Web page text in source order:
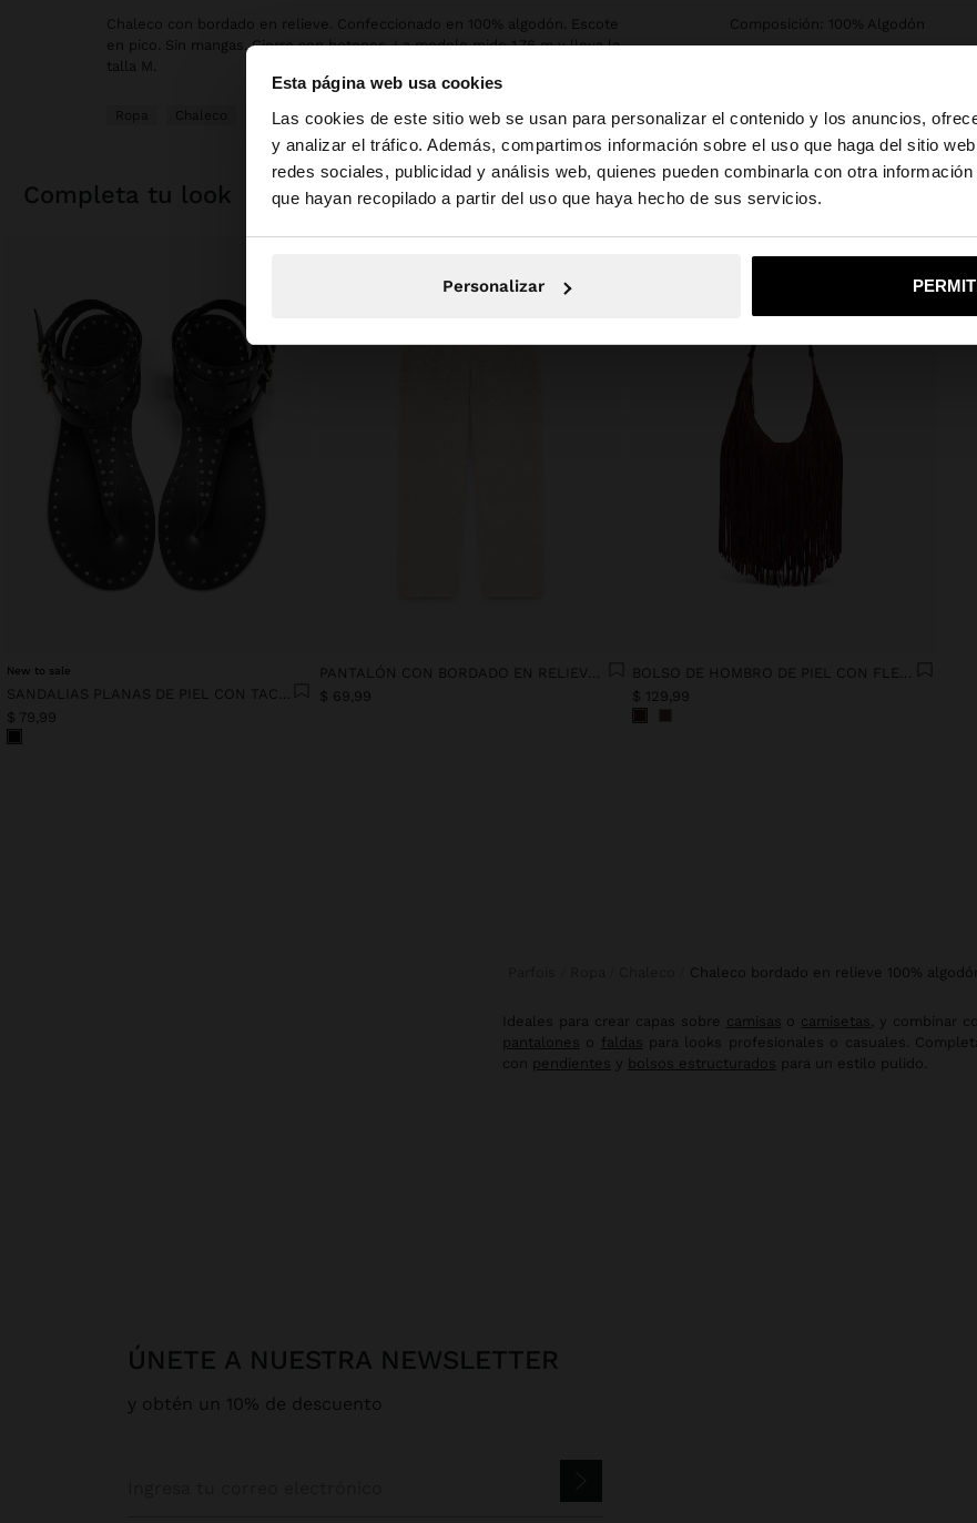
Esta página web usa cookies
Las cookies de este sitio web se usan para personalizar el contenido y los anuncios,
y analizar el tráfico. Además, compartimos información sobre el uso que haga del sitio
redes sociales, publicidad y análisis web, quienes pueden combinarla con otra
que hayan recopilado a partir del uso que haya hecho de sus servicios.
Personalizar
hola
Estás accediendo a la web de Ecuador. ¿Quieres ir a la web de United
No, continuar en la web de Ecuador Sí,
Chaleco con bordado en relieve. Confeccionado en 100% algodón. Escote
en pico. Sin mangas. Cierre con botones. La modelo mide 1,76 m y lleva la
talla M.
Ropa Chaleco
Composición: 100% Algodón
completa tu look
New to sale
$ 79,99
$ 69,99
$ 129,99
chaleco bordado en relieve 100%
Ideales para crear capas sobre camisas o camisetas, y combinar
pantalones o faldas para looks profesionales o casuales.
con pendientes y bolsos estructurados para un estilo pulido.
ÚNETE A NUESTRA NEWSLETTER
y obtén un 10% de descuento